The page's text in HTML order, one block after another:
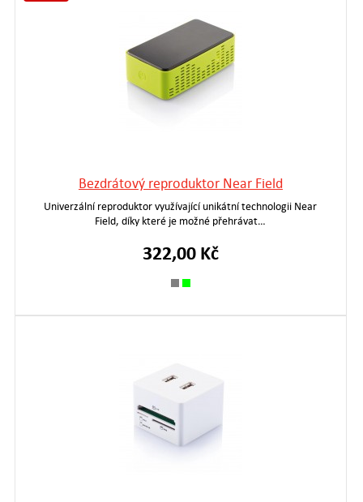
Bezdrátový reproduktor Near Field
Univerzální reproduktor využívající unikátní technologii Near
Field, díky které je možné přehrávat…
322,00 Kč